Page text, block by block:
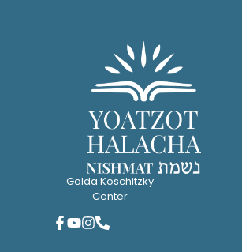
Golda Koschitzky
Center